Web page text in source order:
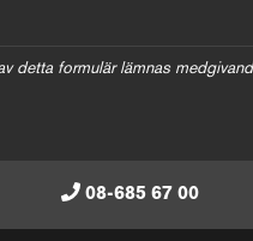
detta formulär lämnas
08-685 67 00